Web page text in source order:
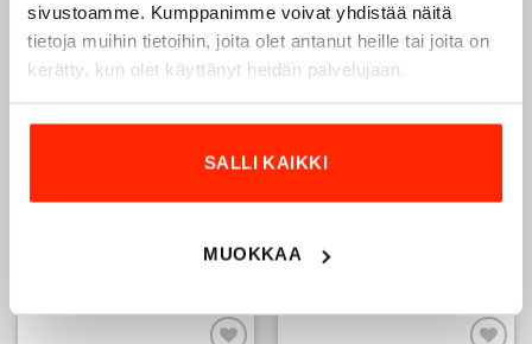
sivustoamme. Kumppanimme voivat yhdistää näitä
tietoja muihin tietoihin, joita olet antanut heille tai joita on
kerätty, kun olet käyttänyt heidän palvelujaan.
SALLI KAIKKI
MUOKKAA
wishlist